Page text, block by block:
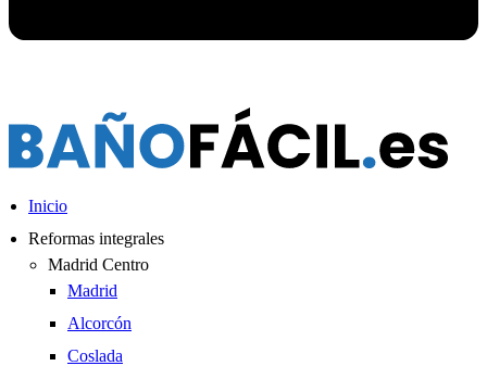
Inicio
Reformas integrales
Madrid Centro
Madrid
Alcorcón
Coslada